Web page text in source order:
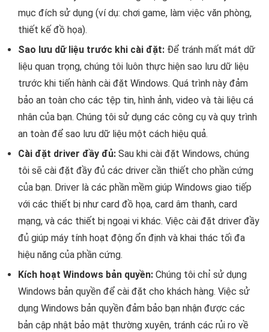
mục đích sử dụng (ví dụ: chơi game, làm việc văn phòng,
thiết kế đồ họa).
Sao lưu dữ liệu trước khi cài đặt: Để tránh mất mát dữ
liệu quan trọng, chúng tôi luôn thực hiện sao lưu dữ liệu
trước khi tiến hành cài đặt Windows. Quá trình này đảm
bảo an toàn cho các tệp tin, hình ảnh, video và tài liệu cá
nhân của bạn. Chúng tôi sử dụng các công cụ và quy trình
an toàn để sao lưu dữ liệu một cách hiệu quả.
Cài đặt driver đầy đủ: Sau khi cài đặt Windows, chúng
tôi sẽ cài đặt đầy đủ các driver cần thiết cho phần cứng
của bạn. Driver là các phần mềm giúp Windows giao tiếp
với các thiết bị như card đồ họa, card âm thanh, card
mạng, và các thiết bị ngoại vi khác. Việc cài đặt driver đầy
đủ giúp máy tính hoạt động ổn định và khai thác tối đa
hiệu năng của phần cứng.
Kích hoạt Windows bản quyền: Chúng tôi chỉ sử dụng
Windows bản quyền để cài đặt cho khách hàng. Việc sử
dụng Windows bản quyền đảm bảo bạn nhận được các
bản cập nhật bảo mật thường xuyên, tránh các rủi ro về